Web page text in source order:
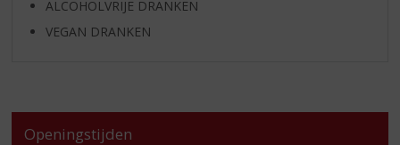
ALCOHOLVRIJE DRANKEN
VEGAN DRANKEN
Openingstijden